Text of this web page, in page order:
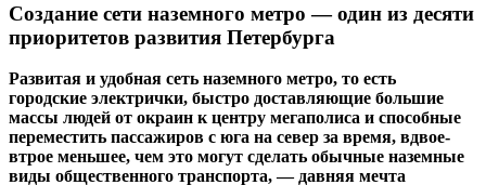
Создание сети наземного метро — один из десяти
приоритетов развития Петербурга
Развитая и удобная сеть наземного метро, то есть
городские электрички, быстро доставляющие большие
массы людей от окраин к центру мегаполиса и способные
переместить пассажиров с юга на север за время, вдвое-
втрое меньшее, чем это могут сделать обычные наземные
виды общественного транспорта, — давняя мечта